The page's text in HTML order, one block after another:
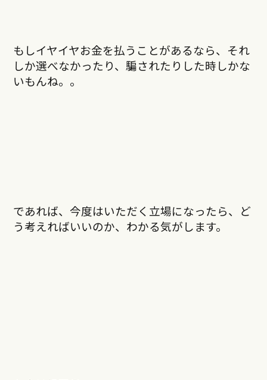
もしイヤイヤお金を払うことがあるなら、それ
しか選べなかったり、騙されたりした時しかな
いもんね。。
であれば、今度はいただく立場になったら、ど
う考えればいいのか、わかる気がします。